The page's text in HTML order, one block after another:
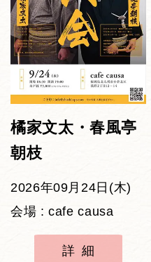
橘家文太・春風亭
朝枝
2026年09月24日(木)
会場 : cafe causa
詳細